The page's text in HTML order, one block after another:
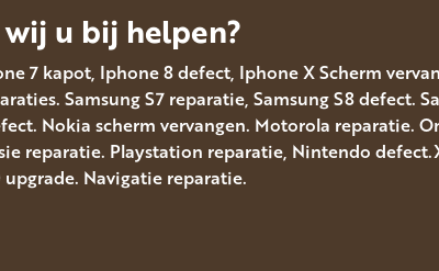
u bij helpen?
7 kapot, Iphone 8 defect, Iphone X Scherm
Samsung S7 reparatie, Samsung S8 defect.
Nokia scherm vervangen. Motorola reparatie.
reparatie. Playstation reparatie, Nintendo
Navigatie reparatie.